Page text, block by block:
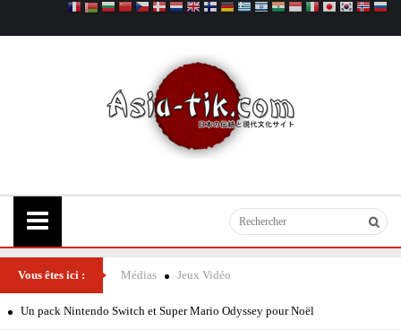
Vous êtes ici : Médias Jeux Vidéo
Un pack Nintendo Switch et Super Mario Odyssey pour Noël